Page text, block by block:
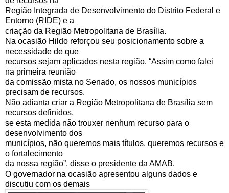
Região Integrada de Desenvolvimento do Distrito Federal e
Entorno (RIDE) e a
criação da Região Metropolitana de Brasília.
Na ocasião Hildo reforçou seu posicionamento sobre a
necessidade de que
recursos sejam aplicados nesta região. “Assim como falei
na primeira reunião
da comissão mista no Senado, os nossos municípios
precisam de recursos.
Não adianta criar a Região Metropolitana de Brasília sem
recursos definidos,
se esta medida não trouxer nenhum recurso para o
desenvolvimento dos
municípios, não queremos mais títulos, queremos recursos e
o fortalecimento
da nossa região”, disse o presidente da AMAB.
O governador na ocasião apresentou alguns dados e
discutiu com os demais